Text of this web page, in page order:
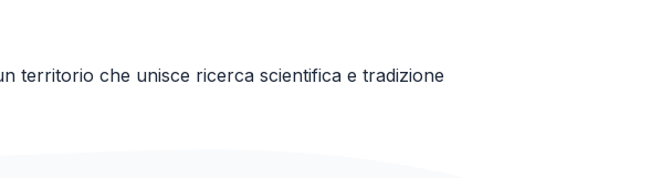
territorio che unisce ricerca scientifica e tradizione